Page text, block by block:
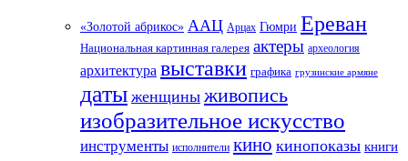
«Золотой абрикос» ААЦ Арцах Гюмри Ереван
Национальная картинная галерея актеры археология
архитектура выставки графика грузинские армяне
даты женщины живопись
изобразительное искусство
инструменты исполнители кино кинопоказы книги